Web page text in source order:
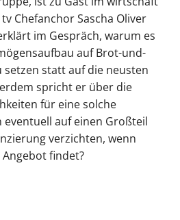
Chefanchor Sascha Oliver
im Gespräch, warum es
auf Brot-und-
statt auf die neusten
spricht er über die
für eine solche
eventuell auf einen Großteil
verzichten, wenn
findet?